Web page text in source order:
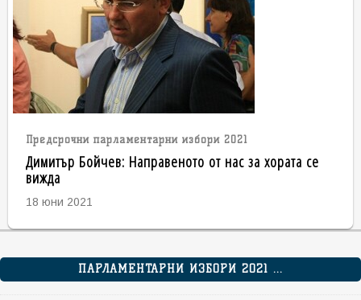
Предсрочни парламентарни избори 2021
Димитър Бойчев: Направеното от нас за хората се
вижда
18 юни 2021
ПАРЛАМЕНТАРНИ ИЗБОРИ 2021 ...